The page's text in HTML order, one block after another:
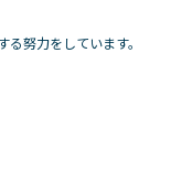
努力をしています。